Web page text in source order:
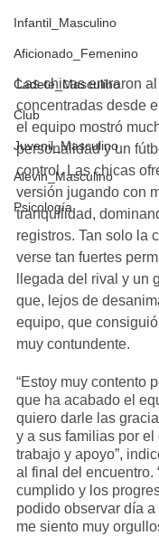
Infantil_Masculino
Aficionado_Femenino
Cadete_Masculino
Club
Juvenil_Masculino
Alevin_Masculino
Psicología
Las chicas entraron
concentradas desde
el equipo mostró
personalidad y un
control. Las chicas
versión jugando con
tranquilidad,
registros. Tan solo la
verse tan fuertes
llegada del rival y un
que, lejos de
equipo, que
muy contundente.
“Estoy muy contento
que ha acabado el
quiero darle las
y a sus familias por el
trabajo y apoyo”,
al final del encuentro.
cumplido y los
podido observar día
me siento muy